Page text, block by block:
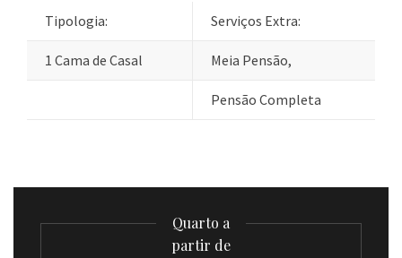
Tipologia: Serviços Extra:
1 Cama de Casal Meia Pensão,
Pensão Completa
Quarto a
partir de